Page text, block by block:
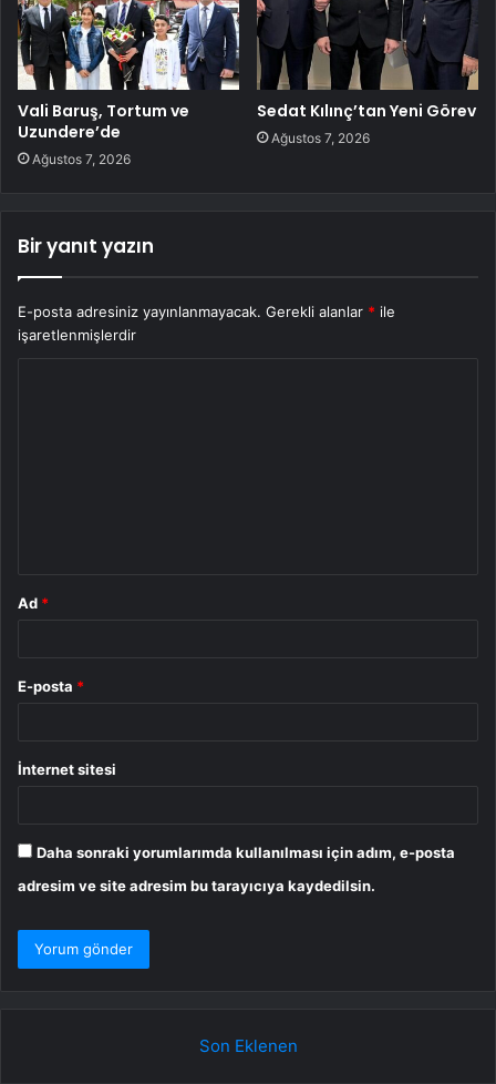
Vali Baruş, Tortum ve
Uzundere’de
Ağustos 7, 2026
Sedat Kılınç’tan Yeni Görev
Ağustos 7, 2026
Bir yanıt yazın
E-posta adresiniz yayınlanmayacak. Gerekli alanlar * ile
işaretlenmişlerdir
Ad *
E-posta *
İnternet sitesi
Daha sonraki yorumlarımda kullanılması için adım, e-posta
adresim ve site adresim bu tarayıcıya kaydedilsin.
Son Eklenen